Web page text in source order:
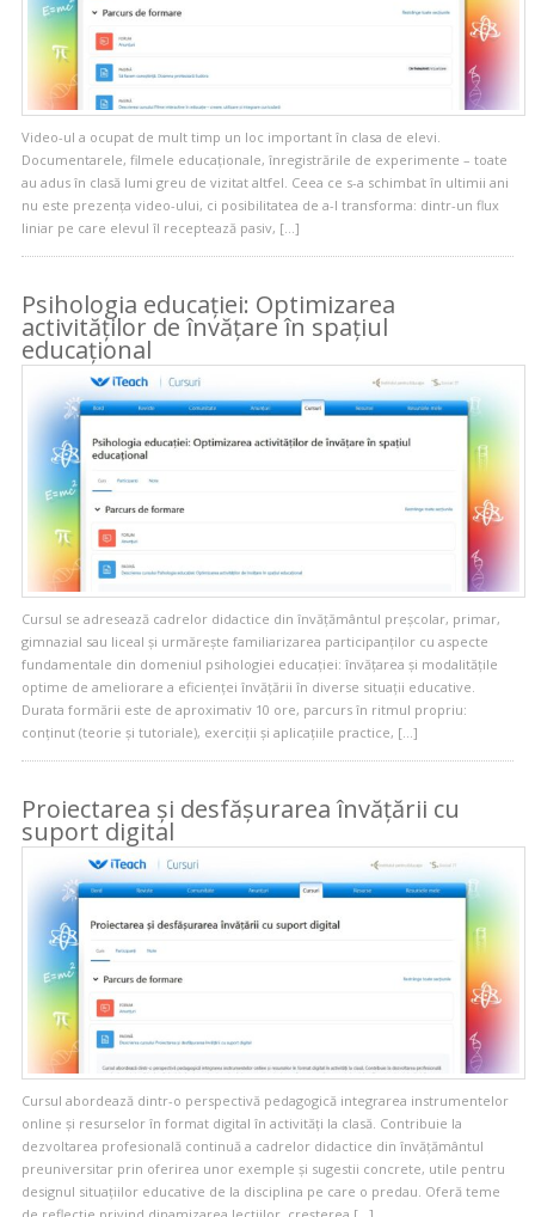
Video-ul a ocupat de mult timp un loc important în clasa de elevi.
Documentarele, filmele educaționale, înregistrările de experimente – toate
au adus în clasă lumi greu de vizitat altfel. Ceea ce s-a schimbat în ultimii ani
nu este prezența video-ului, ci posibilitatea de a-l transforma: dintr-un flux
liniar pe care elevul îl receptează pasiv, […]
Psihologia educației: Optimizarea
activităților de învățare în spațiul
educațional
Cursul se adresează cadrelor didactice din învățământul preșcolar, primar,
gimnazial sau liceal și urmărește familiarizarea participanților cu aspecte
fundamentale din domeniul psihologiei educației: învățarea și modalitățile
optime de ameliorare a eficienței învățării în diverse situații educative.
Durata formării este de aproximativ 10 ore, parcurs în ritmul propriu:
conținut (teorie și tutoriale), exerciții și aplicațiile practice, […]
Proiectarea și desfășurarea învățării cu
suport digital
Cursul abordează dintr-o perspectivă pedagogică integrarea instrumentelor
online și resurselor în format digital în activități la clasă. Contribuie la
dezvoltarea profesională continuă a cadrelor didactice din învățământul
preuniversitar prin oferirea unor exemple și sugestii concrete, utile pentru
designul situațiilor educative de la disciplina pe care o predau. Oferă teme